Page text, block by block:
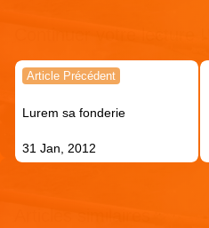
Navigation
l’article
Article Précédent
Lurem sa fonderie
31 Jan, 2012